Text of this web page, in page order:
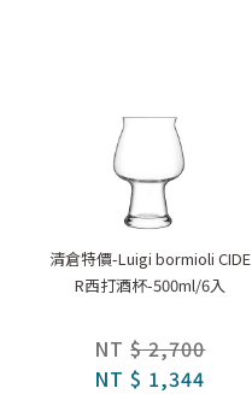
清倉特價-Luigi bormioli CIDE
R西打酒杯-500ml/6入
NT $ 2,700
NT $ 1,344